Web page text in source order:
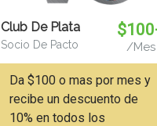
Club De Plata
Socio De Pacto /Mes
Da $100 o mas por mes y
recibe un descuento de
10% en todos los